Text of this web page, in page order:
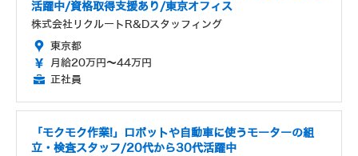
活躍中/資格取得支援あり/東京オフィス
株式会社リクルートR&Dスタッフィング
東京都
月給20万円～44万円
正社員
「モクモク作業!」ロボットや自動車に使うモーターの組
立・検査スタッフ/20代から30代活躍中